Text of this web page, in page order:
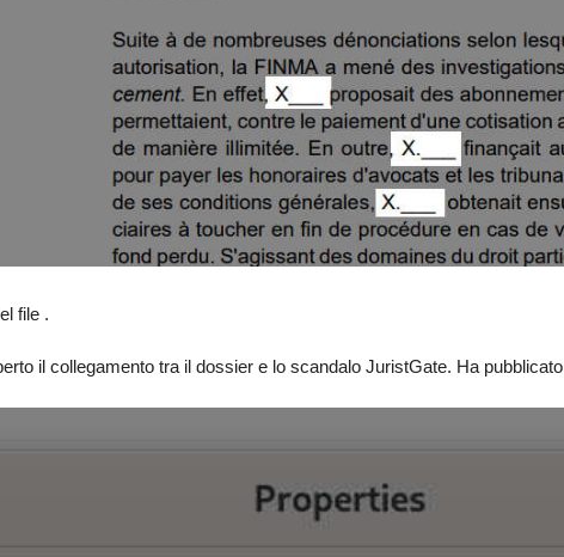
file .
il collegamento tra il dossier e lo scandalo JuristGate. Ha pubblicato